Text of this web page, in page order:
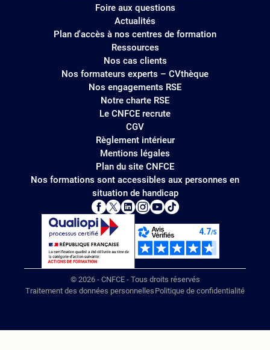
Foire aux questions
Actualités
Plan d'accès à nos centres de formation
Ressources
Nos cas clients
Nos formateurs experts – CVthèque
Nos engagements RSE
Notre charte RSE
Le CNFCE recrute
CGV
Règlement intérieur
Mentions légales
Plan du site CNFCE
Nos formations sont accessibles aux personnes en
situation de handicap
© 2026 - CNFCE - Tous droits réservés
Traitement des données personnelles Politique de confidentialité